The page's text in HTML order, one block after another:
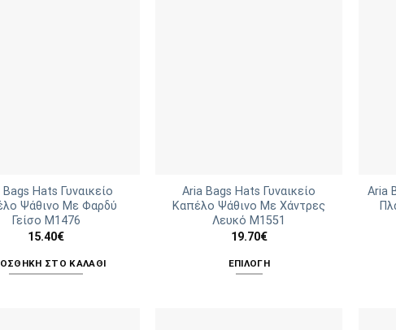
Hats Γυναικείο
Ψάθινο Με Φαρδύ
Γείσο M1476
15.40€
ΣΤΟ ΚΑΛΆΘΙ
Aria Bags Hats Γυναικείο
Καπέλο Ψάθινο Με Χάντρες
Λευκό M1551
19.70€
ΕΠΙΛΟΓΉ
Aria